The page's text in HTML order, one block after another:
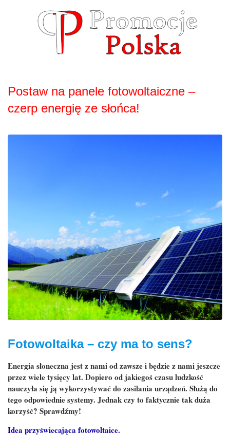
Postaw na panele fotowoltaiczne –
czerp energię ze słońca!
Fotowoltaika – czy ma to sens?
Energia słoneczna jest z nami od zawsze i będzie z nami jeszcze
przez wiele tysięcy lat. Dopiero od jakiegoś czasu ludzkość
nauczyła się ją wykorzystywać do zasilania urządzeń. Służą do
tego odpowiednie systemy. Jednak czy to faktycznie tak duża
korzyść? Sprawdźmy!
Idea przyświecająca fotowoltaice.